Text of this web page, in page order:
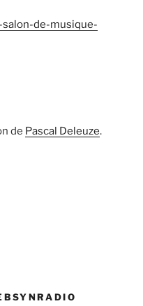
de-musique-
de Pascal Deleuze.